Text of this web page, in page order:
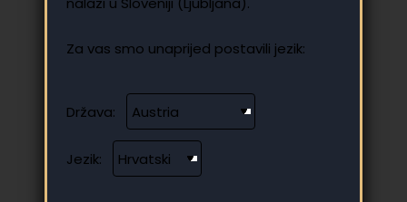
Za vas smo unaprijed postavili jezik:
Država:
Jezik: